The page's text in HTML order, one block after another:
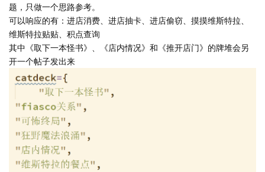
题，只做一个思路参考。
可以响应的有：进店消费、进店抽卡、进店偷窃、摸摸维斯特拉、
维斯特拉贴贴、积点查询
其中《取下一本怪书》、《店内情况》和《推开店门》的牌堆会另
开一个帖子发出来